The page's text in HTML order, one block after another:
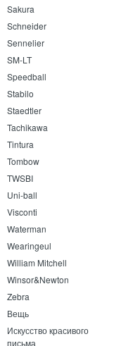
Sakura
Schneider
Sennelier
SM-LT
Speedball
Stabilo
Staedtler
Tachikawa
Tintura
Tombow
TWSBI
Uni-ball
Visconti
Waterman
Wearingeul
William Mitchell
Winsor&Newton
Zebra
Вещь
Искусство красивого
письма
дисков Multibook 24 мм